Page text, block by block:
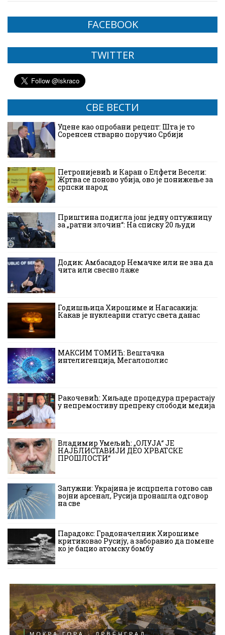
FACEBOOK
TWITTER
СВЕ ВЕСТИ
Уцене као опробани рецепт: Шта је то
Соренсен стварно поручио Србији
Петронијевић и Каран о Елфети Весели:
Жртва се поново убија, ово је понижење за
српски народ
Приштина подигла још једну оптужницу
за „ратни злочин“: На списку 20 људи
Додик: Амбасадор Немачке или не зна да
чита или свесно лаже
Годишњица Хирошиме и Нагасакија:
Какав је нуклеарни статус света данас
МАКСИМ ТОМИЋ: Вештачка
интелигенција, Мегалополис
Ракочевић: Хиљаде процедура прерастају
у непремостиву препреку слободи медија
Владимир Умељић: „ОЛУЈА“ ЈЕ
НАЈБЛИСТАВИЈИ ДЕО ХРВАТСКЕ
ПРОШЛОСТИ“
Залужни: Украјина је исцрпела готово сав
војни арсенал, Русија пронашла одговор
на све
Парадокс: Градоначелник Хирошиме
критиковао Русију, а заборавио да помене
ко је бацио атомску бомбу